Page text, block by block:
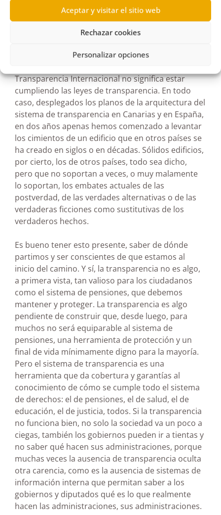
Aceptar y visitar el sitio web
Rechazar cookies
Personalizar opciones
290 obligaciones que la Ley Canaria de
Transparencia les señala al Gobierno regional y a
sus entidades vinculadas.
Quería hacer esta precisión para que no se
Transparencia Internacional no significa estar
cumpliendo las leyes de transparencia. En todo
caso, desplegados los planos de la arquitectura del
sistema de transparencia en Canarias y en España,
en dos años apenas hemos comenzado a levantar
los cimientos de un edificio que en otros países se
ha creado en siglos o en décadas. Sólidos edificios,
por cierto, los de otros países, todo sea dicho,
pero que no soportan a veces, o muy malamente
lo soportan, los embates actuales de las
postverdad, de las verdades alternativas o de las
verdaderas ficciones como sustitutivas de los
verdaderos hechos.
Es bueno tener esto presente, saber de dónde
partimos y ser conscientes de que estamos al
inicio del camino. Y sí, la transparencia no es algo,
a primera vista, tan valioso para los ciudadanos
como el sistema de pensiones, que debemos
mantener y proteger. La transparencia es algo
pendiente de construir que, desde luego, para
muchos no será equiparable al sistema de
pensiones, una herramienta de protección y un
final de vida mínimamente digno para la mayoría.
Pero el sistema de transparencia es una
herramienta que da cobertura y garantías al
conocimiento de cómo se cumple todo el sistema
de derechos: el de pensiones, el de salud, el de
educación, el de justicia, todos. Si la transparencia
no funciona bien, no solo la sociedad va un poco a
ciegas, también los gobiernos pueden ir a tientas y
no saber qué hacen sus administraciones, porque
muchas veces la ausencia de transparencia oculta
otra carencia, como es la ausencia de sistemas de
información interna que permitan saber a los
gobiernos y diputados qué es lo que realmente
hacen las administraciones, sus administraciones.